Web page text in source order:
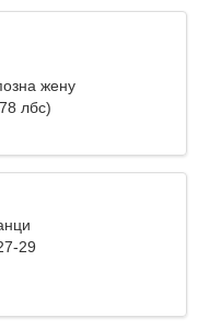
жену
лбс)
29